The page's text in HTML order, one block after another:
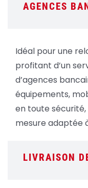
AGENCES
Idéal pour une
profitant d’un
d’agences
équipements,
en toute
mesure adaptée
LIVRAISON